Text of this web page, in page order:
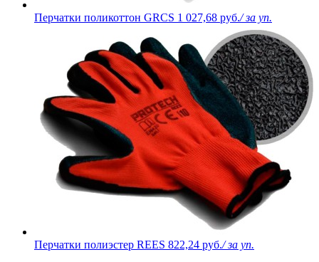
Перчатки поликоттон GRCS 1 027,68 руб./ за уп.
Перчатки полиэстер REES 822,24 руб./ за уп.